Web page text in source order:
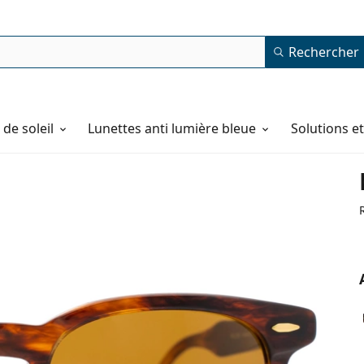
Rechercher
soleil Lunettes anti lumière bleue Solutions